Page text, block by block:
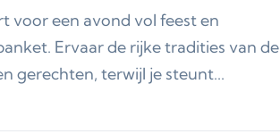
voor een avond vol feest en
Ervaar de rijke tradities van de
gerechten, terwijl je steunt...